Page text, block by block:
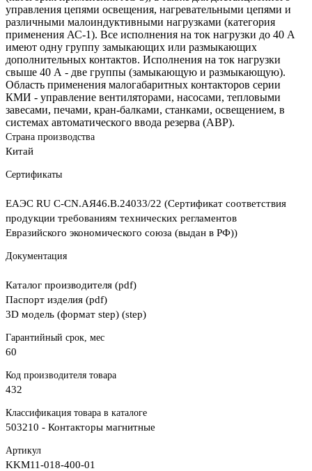
управления цепями освещения, нагревательными цепями и
различными малоиндуктивными нагрузками (категория
применения АС-1). Все исполнения на ток нагрузки до 40 А
имеют одну группу замыкающих или размыкающих
дополнительных контактов. Исполнения на ток нагрузки
свыше 40 А - две группы (замыкающую и размыкающую).
Область применения малогабаритных контакторов серии
КМИ - управление вентиляторами, насосами, тепловыми
завесами, печами, кран-балками, станками, освещением, в
системах автоматического ввода резерва (АВР).
Страна производства
Китай
Сертификаты
ЕАЭС RU С-CN.АЯ46.В.24033/22 (Сертификат соответствия
продукции требованиям технических регламентов
Евразийского экономического союза (выдан в РФ))
Документация
Каталог производителя (pdf)
Паспорт изделия (pdf)
3D модель (формат step) (step)
Гарантийный срок, мес
60
Код производителя товара
432
Классификация товара в каталоге
503210 - Контакторы магнитные
Артикул
KKM11-018-400-01